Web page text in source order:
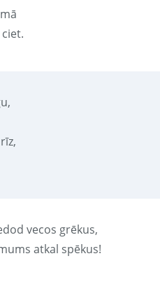
vecos grēkus,
atkal spēkus!